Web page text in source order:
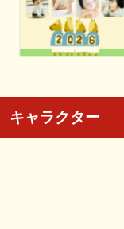
キャラクター